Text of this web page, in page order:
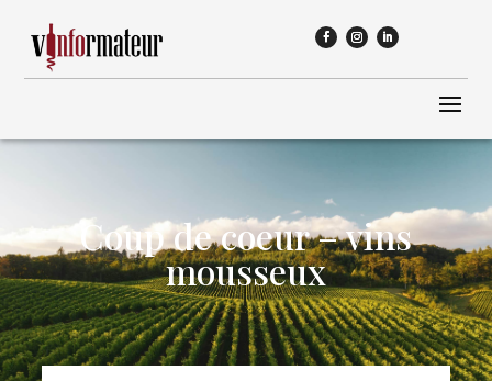
Coup de coeur – vins
mousseux